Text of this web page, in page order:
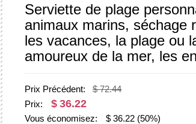
Serviette de plage
animaux marins, séchage
les vacances, la plage ou
amoureux de la mer, les
Prix Précédent:
$ 72.44
Prix:
$ 36.22
Vous économisez: $ 36.22 (50%)